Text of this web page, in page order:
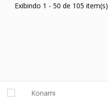
Exibindo 1 - 50 de 105 item(s)